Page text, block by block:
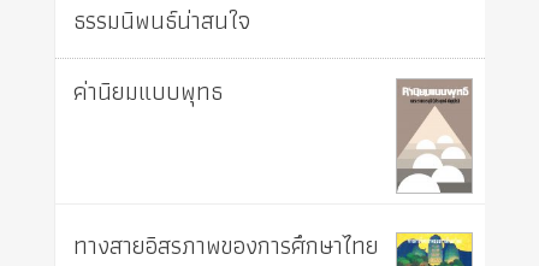
ธรรมนิพนธ์น่าสนใจ
ค่านิยมแบบพุทธ
ทางสายอิสรภาพของการศึกษาไทย